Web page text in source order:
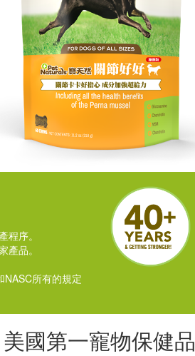
程序。
產品。
NASC所有的規定
美國第一寵物保健品